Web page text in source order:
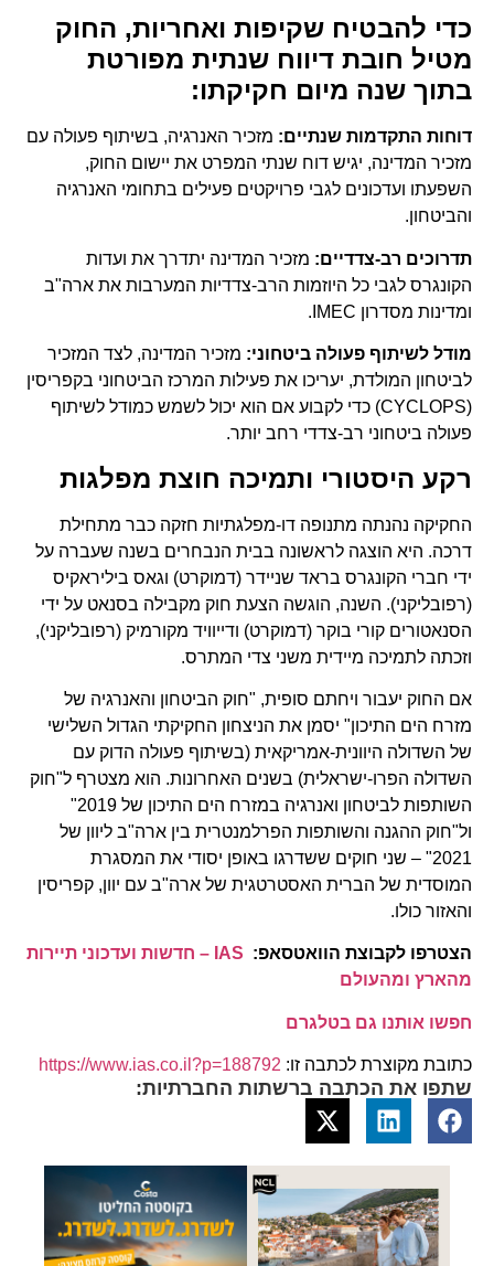
כדי להבטיח שקיפות ואחריות, החוק
מטיל חובת דיווח שנתית מפורטת
בתוך שנה מיום חקיקתו:
דוחות התקדמות שנתיים: מזכיר האנרגיה, בשיתוף פעולה עם
מזכיר המדינה, יגיש דוח שנתי המפרט את יישום החוק,
השפעתו ועדכונים לגבי פרויקטים פעילים בתחומי האנרגיה
והביטחון.
תדרוכים רב-צדדיים: מזכיר המדינה יתדרך את ועדות
הקונגרס לגבי כל היוזמות הרב-צדדיות המערבות את ארה"ב
ומדינות מסדרון IMEC.
מודל לשיתוף פעולה ביטחוני: מזכיר המדינה, לצד המזכיר
לביטחון המולדת, יעריכו את פעילות המרכז הביטחוני בקפריסין
(CYCLOPS) כדי לקבוע אם הוא יכול לשמש כמודל לשיתוף
פעולה ביטחוני רב-צדדי רחב יותר.
רקע היסטורי ותמיכה חוצת מפלגות
החקיקה נהנתה מתנופה דו-מפלגתיות חזקה כבר מתחילת
דרכה. היא הוצגה לראשונה בבית הנבחרים בשנה שעברה על
ידי חברי הקונגרס בראד שניידר (דמוקרט) וגאס ביליראקיס
(רפובליקני). השנה, הוגשה הצעת חוק מקבילה בסנאט על ידי
הסנאטורים קורי בוקר (דמוקרט) ודייוויד מקורמיק (רפובליקני),
וזכתה לתמיכה מיידית משני צדי המתרס.
אם החוק יעבור ויחתם סופית, "חוק הביטחון והאנרגיה של
מזרח הים התיכון" יסמן את הניצחון החקיקתי הגדול השלישי
של השדולה היוונית-אמריקאית (בשיתוף פעולה הדוק עם
השדולה הפרו-ישראלית) בשנים האחרונות. הוא מצטרף ל"חוק
השותפות לביטחון ואנרגיה במזרח הים התיכון של 2019"
ול"חוק ההגנה והשותפות הפרלמנטרית בין ארה"ב ליוון של
2021" – שני חוקים ששדרגו באופן יסודי את המסגרת
המוסדית של הברית האסטרטגית של ארה"ב עם יוון, קפריסין
והאזור כולו.
הצטרפו לקבוצת הוואטסאפ:
IAS – חדשות ועדכוני תיירות
מהארץ ומהעולם
חפשו אותנו גם בטלגרם
כתובת מקוצרת לכתבה זו: https://www.ias.co.il?p=188792
שתפו את הכתבה ברשתות החברתיות: